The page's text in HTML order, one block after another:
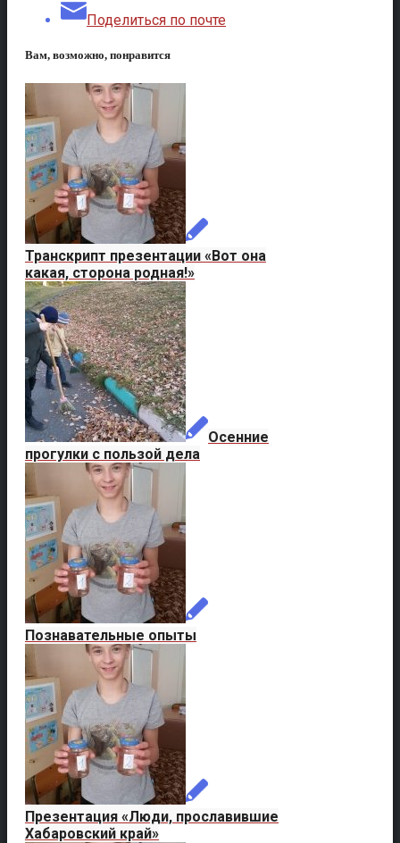
Поделиться по почте
Вам, возможно, понравится
Транскрипт презентации «Вот она
какая, сторона родная!»
Осенние
прогулки с пользой дела
Познавательные опыты
Презентация «Люди, прославившие
Хабаровский край»